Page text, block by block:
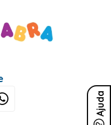
Ajuda